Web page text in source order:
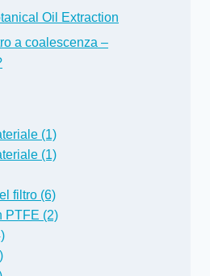
Oil Extraction
a coalescenza –
(1)
(1)
filtro (6)
PTFE (2)